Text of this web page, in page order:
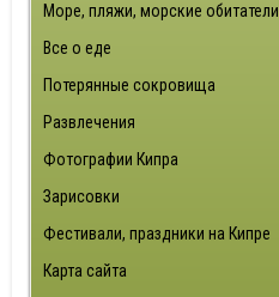
Море, пляжи, морские обитатели
Все о еде
Потерянные сокровища
Развлечения
Фотографии Кипра
Зарисовки
Фестивали, праздники на Кипре
Карта сайта